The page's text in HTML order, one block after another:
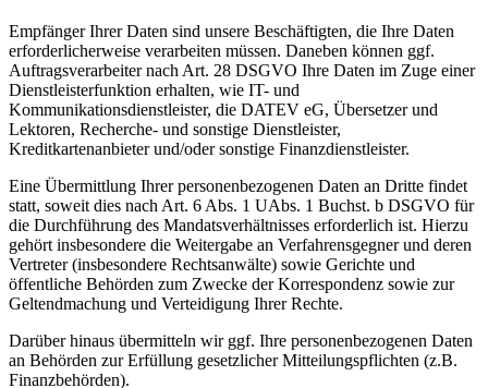
Empfänger Ihrer Daten sind unsere Beschäftigten, die Ihre Daten
erforderlicherweise verarbeiten müssen. Daneben können ggf.
Auftragsverarbeiter nach Art. 28 DSGVO Ihre Daten im Zuge einer
Dienstleisterfunktion erhalten, wie IT- und
Kommunikationsdienstleister, die DATEV eG, Übersetzer und
Lektoren, Recherche- und sonstige Dienstleister,
Kreditkartenanbieter und/oder sonstige Finanzdienstleister.
Eine Übermittlung Ihrer personenbezogenen Daten an Dritte findet
statt, soweit dies nach Art. 6 Abs. 1 UAbs. 1 Buchst. b DSGVO für
die Durchführung des Mandatsverhältnisses erforderlich ist. Hierzu
gehört insbesondere die Weitergabe an Verfahrensgegner und deren
Vertreter (insbesondere Rechtsanwälte) sowie Gerichte und
öffentliche Behörden zum Zwecke der Korrespondenz sowie zur
Geltendmachung und Verteidigung Ihrer Rechte.
Darüber hinaus übermitteln wir ggf. Ihre personenbezogenen Daten
an Behörden zur Erfüllung gesetzlicher Mitteilungspflichten (z.B.
Finanzbehörden).